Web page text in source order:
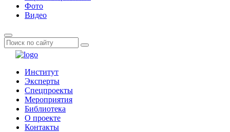
Фото
Видео
Институт
Эксперты
Спецпроекты
Мероприятия
Библиотека
О проекте
Контакты